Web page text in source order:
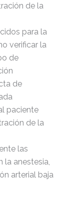
de la
para la
verificar la
de
de
paciente
de la
las
la anestesia,
arterial baja